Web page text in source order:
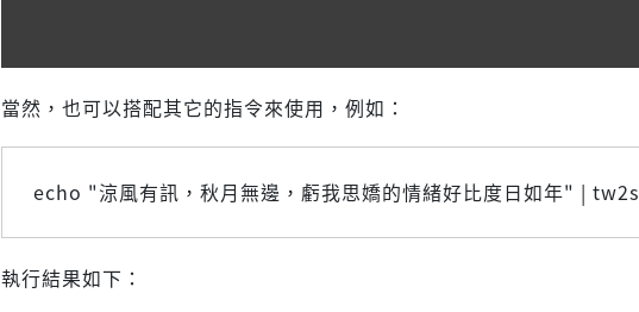
當然，也可以搭配其它的指令來使用，例如：
echo "涼風有訊，秋月無邊，虧我思嬌的情緒好比度日如年" | tw2s
執行結果如下：